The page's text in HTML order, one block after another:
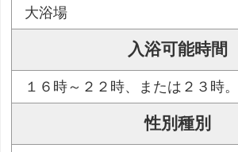
大浴場
入浴可能時間
１６時～２２時、または２３時。
性別種別